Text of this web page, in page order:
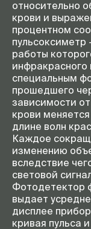
относительно
крови и
процентном
пульсоксиметр
работы
инфракрасного
специальным
прошедшего
зависимости
крови
длине волн
Каждое
изменению
вследствие
световой
Фотодетектор
выдает
дисплее
кривая пульса